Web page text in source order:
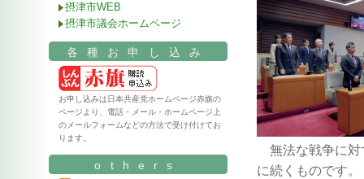
無法な戦争に対
に続くものです。
摂津市WEB
摂津市議会ホームページ
各種お申し込み
お申し込みは日本共産党ホームページ赤旗の
ページより、電話・メール・ホームページ上
のメールフォームなどの方法で受け付けてお
ります。
others